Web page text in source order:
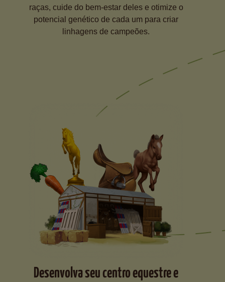
raças, cuide do bem-estar deles e otimize o
potencial genético de cada um para criar
linhagens de campeões.
Desenvolva seu centro equestre e